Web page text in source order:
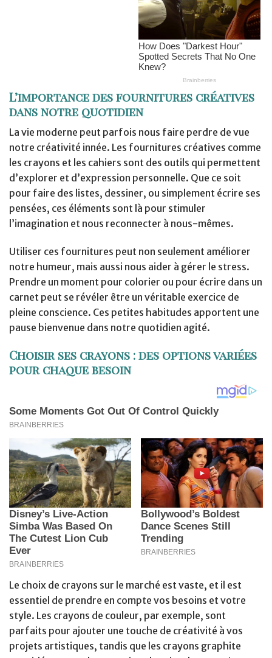
L’importance des fournitures créatives
dans notre quotidien
La vie moderne peut parfois nous faire perdre de vue
notre créativité innée. Les fournitures créatives comme
les crayons et les cahiers sont des outils qui permettent
d’explorer et d’expression personnelle. Que ce soit
pour faire des listes, dessiner, ou simplement écrire ses
pensées, ces éléments sont là pour stimuler
l’imagination et nous reconnecter à nous-mêmes.
Utiliser ces fournitures peut non seulement améliorer
notre humeur, mais aussi nous aider à gérer le stress.
Prendre un moment pour colorier ou pour écrire dans un
carnet peut se révéler être un véritable exercice de
pleine conscience. Ces petites habitudes apportent une
pause bienvenue dans notre quotidien agité.
Choisir ses crayons : des options variées
pour chaque besoin
Le choix de crayons sur le marché est vaste, et il est
essentiel de prendre en compte vos besoins et votre
style. Les crayons de couleur, par exemple, sont
parfaits pour ajouter une touche de créativité à vos
projets artistiques, tandis que les crayons graphite